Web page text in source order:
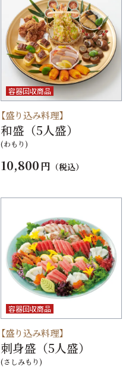
容器回収商品
【盛り込み料理】
和盛（5人盛）
(わもり)
10,800 円 （税込）
容器回収商品
【盛り込み料理】
刺身盛（5人盛）
(さしみもり)